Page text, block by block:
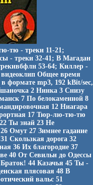
тю - треки 11-21;
- треки 32-41; В Магадан
53-64; Киллер -
Общее время
формате mp3, 192 kBit/sec,
2 Нинка 3 Снизу
7 По белокаменной 8
12 Ниагара
17 Тюр-лю-тю-тю
Ты знай 23 Не
Омут 27 Зимнее гадание
Скользкая дорога 32
36 Их благородие 37
40 От Севильи до Одессы
44 Казачья 45 Ты -
плясовая 48 В
вальс 51